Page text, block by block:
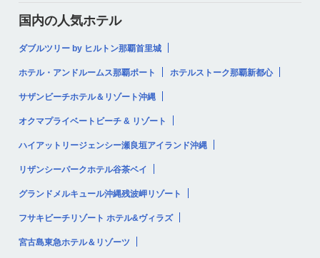
国内の人気ホテル
ダブルツリー by ヒルトン那覇首里城
ホテル・アンドルームス那覇ポート ホテルストーク那覇新都心
サザンビーチホテル＆リゾート沖縄
オクマプライベートビーチ & リゾート
ハイアットリージェンシー瀬良垣アイランド沖縄
リザンシーパークホテル谷茶ベイ
グランドメルキュール沖縄残波岬リゾート
フサキビーチリゾート ホテル&ヴィラズ
宮古島東急ホテル＆リゾーツ